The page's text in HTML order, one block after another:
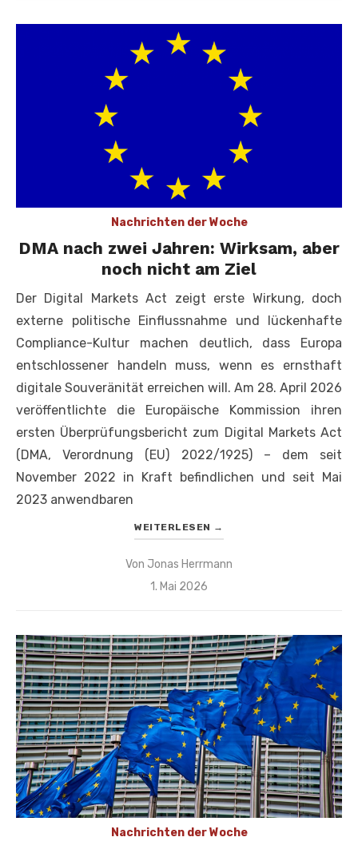
Nachrichten der Woche
DMA nach zwei Jahren: Wirksam, aber
noch nicht am Ziel
Der Digital Markets Act zeigt erste Wirkung, doch
externe politische Einflussnahme und lückenhafte
Compliance-Kultur machen deutlich, dass Europa
entschlossener handeln muss, wenn es ernsthaft
digitale Souveränität erreichen will. Am 28. April 2026
veröffentlichte die Europäische Kommission ihren
ersten Überprüfungsbericht zum Digital Markets Act
(DMA, Verordnung (EU) 2022/1925) – dem seit
November 2022 in Kraft befindlichen und seit Mai
2023 anwendbaren
WEITERLESEN →
Von Jonas Herrmann
Veröffentlicht
1. Mai 2026
Nachrichten der Woche